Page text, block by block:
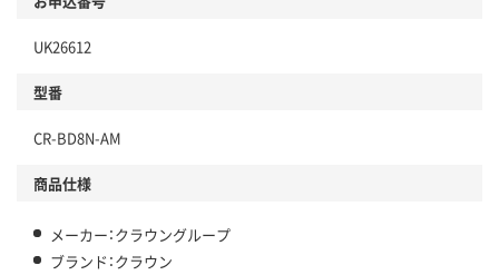
UK26612
型番
CR-BD8N-AM
商品仕様
メーカー：クラウングループ
ブランド：クラウン